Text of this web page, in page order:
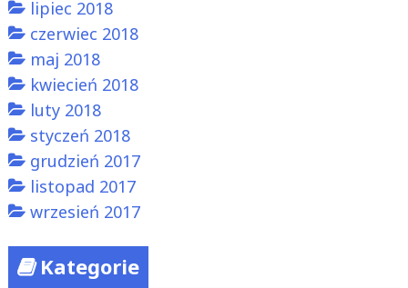
lipiec 2018
czerwiec 2018
maj 2018
kwiecień 2018
luty 2018
styczeń 2018
grudzień 2017
listopad 2017
wrzesień 2017
Kategorie